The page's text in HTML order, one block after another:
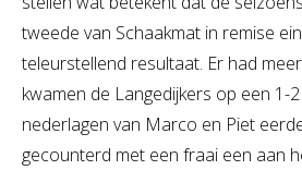
tweede van Schaakmat in remise
teleurstellend resultaat. Er had
kwamen de Langedijkers op een 1-
nederlagen van Marco en Piet
gecounterd met een fraai een aan